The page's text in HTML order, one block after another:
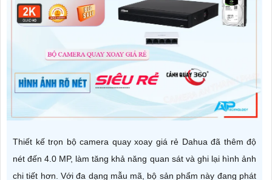
Thiết kế trọn bộ camera quay xoay giá rẻ Dahua đã thêm độ
nét đến 4.0 MP, làm tăng khả năng quan sát và ghi lại hình ảnh
chi tiết hơn. Với đa dạng mẫu mã, bộ sản phẩm này đang phát